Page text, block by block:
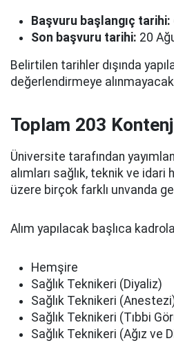
Başvuru başlangıç tarihi:
Son başvuru tarihi: 20
Belirtilen tarihler dışında
değerlendirmeye
Toplam 203
Üniversite tarafından
alımları sağlık, teknik ve
üzere birçok farklı unvanda
Alım yapılacak başlıca
Hemşire
Sağlık Teknikeri (Diyaliz)
Sağlık Teknikeri
Sağlık Teknikeri (Tıbbi
Sağlık Teknikeri (Ağız ve